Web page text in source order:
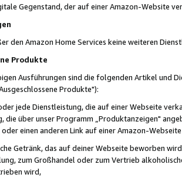
Gegenstand, der auf einer Amazon-Website
den Amazon Home Services keine weiteren
Produkte
Ausführungen sind die folgenden Artikel und
Produkte"):
jede Dienstleistung, die auf einer Webseite
die über unser Programm „Produktanzeigen"
einen anderen Link auf einer Amazon-
Getränk, das auf deiner Webseite beworben
zum Großhandel oder zum Vertrieb
wird,